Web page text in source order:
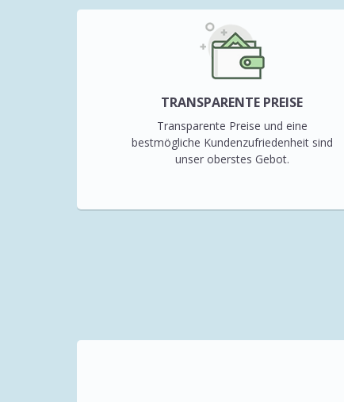
TRANSPARENTE PREISE
Transparente Preise und eine
bestmögliche Kundenzufriedenheit sind
unser oberstes Gebot.